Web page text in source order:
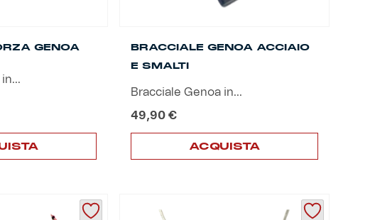
GENOA
BRACCIALE GENOA ACCIAIO
E SMALTI
Bracciale Genoa in...
49,90 €
ACQUISTA